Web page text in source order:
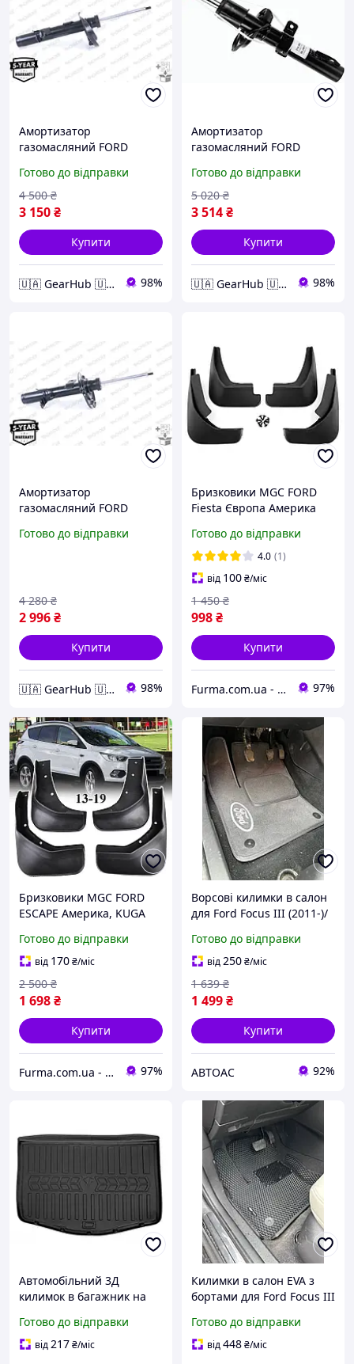
Амортизатор
газомасляний FORD
ЛЕВ G8808
Готово до відправки
3 150₴
4 500 ₴
Купити
🇺🇦 GearHub 🇺🇦 98%
Амортизатор
газомасляний FORD
316 958
Готово до відправки
3 514₴
5 020 ₴
Купити
🇺🇦 GearHub 🇺🇦 98%
Амортизатор
газомасляний FORD
ЛЕВ G8810
Готово до відправки
2 996₴
4 280 ₴
Купити
🇺🇦 GearHub 🇺🇦 98%
Бризковики MGC FORD
Fiesta Європа Америка
шт 1531631, 1531632
Готово до відправки
4.0 (1)
від 100₴/міс
998₴
1 450 ₴
Купити
Furma.com.ua - автотовари, автозапчастини 97%
Бризковики MGC FORD
ESCAPE Америка, KUGA
Ескейп) 2013-2019
комплект 4 шт 1800160,
5236408
Готово до відправки
від 170₴/міс
1 698₴
2 500 ₴
Купити
Furma.com.ua - автотовари, автозапчастини 97%
Ворсові килимки в салон
для Ford Focus III (2011-)/
Готово до відправки
від250₴/міс
1 499₴
1 639 ₴
Купити
АВТОАС 92%
Автомобільний 3Д
килимок в багажник на
(2010-2019) (5 seats)
Готово до відправки
від217₴/міс
Килимки в салон EVA з
бортами для Ford Focus III
Європа
Готово до відправки
від448₴/міс